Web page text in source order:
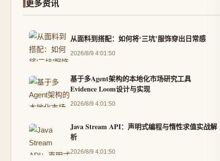
更多资讯
从面料到搭配：如何将‘三坑’服饰穿出日常感
2026/8/9 4:01:50
基于多Agent架构的本地化市场研究工具
Evidence Loom设计与实现
2026/8/9 4:01:50
Java Stream API：声明式编程与惰性求值实战解
析
2026/8/9 4:01:50